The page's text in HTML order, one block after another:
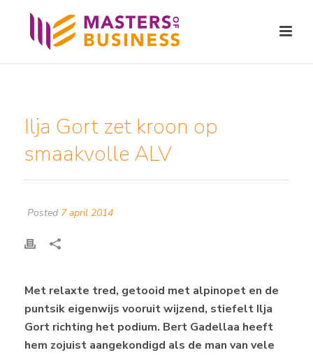
Ilja Gort zet kroon op
smaakvolle ALV
Posted 7 april 2014
Met relaxte tred, getooid met alpinopet en de
puntsik eigenwijs vooruit wijzend, stiefelt Ilja
Gort richting het podium. Bert Gadellaa heeft
hem zojuist aangekondigd als de man van vele